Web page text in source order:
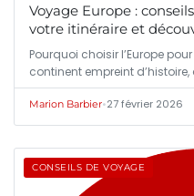
Voyage Europe :
votre itinéraire et
Pourquoi choisir l’Europe
continent empreint d’histoire,
Marion Barbier•27 février 2026
CONSEILS DE VOYAGE